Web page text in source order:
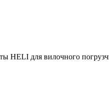
HELI для вилочного